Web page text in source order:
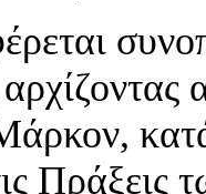
Πράξεις